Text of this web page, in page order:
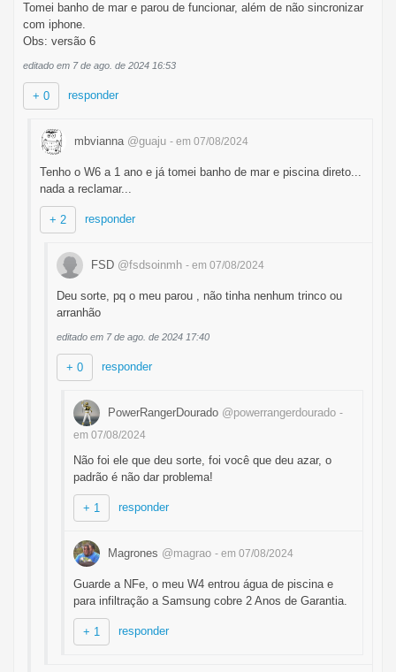
Tomei banho de mar e parou de funcionar, além de não sincronizar
com iphone.
Obs: versão 6
editado em 7 de ago. de 2024 16:53
+ 0 responder
mbvianna @guaju - em 07/08/2024
Tenho o W6 a 1 ano e já tomei banho de mar e piscina direto...
nada a reclamar...
+ 2 responder
FSD @fsdsoinmh - em 07/08/2024
Deu sorte, pq o meu parou , não tinha nenhum trinco ou
arranhão
editado em 7 de ago. de 2024 17:40
+ 0 responder
PowerRangerDourado @powerrangerdourado -
em 07/08/2024
Não foi ele que deu sorte, foi você que deu azar, o
padrão é não dar problema!
+ 1 responder
Magrones @magrao - em 07/08/2024
Guarde a NFe, o meu W4 entrou água de piscina e
para infiltração a Samsung cobre 2 Anos de Garantia.
+ 1 responder